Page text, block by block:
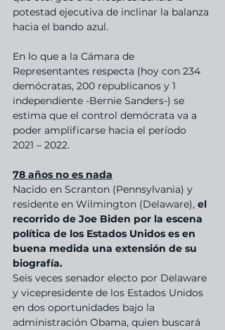
potestad ejecutiva de inclinar la balanza
hacia el bando azul.
En lo que a la Cámara de
Representantes respecta (hoy con 234
demócratas, 200 republicanos y 1
independiente -Bernie Sanders-) se
estima que el control demócrata va a
poder amplificarse hacia el período
2021 – 2022.
78 años no es nada
Nacido en Scranton (Pennsylvania) y
residente en Wilmington (Delaware), el
recorrido de Joe Biden por la escena
política de los Estados Unidos es en
buena medida una extensión de su
biografía.
Seis veces senador electo por Delaware
y vicepresidente de los Estados Unidos
en dos oportunidades bajo la
administración Obama, quien buscará